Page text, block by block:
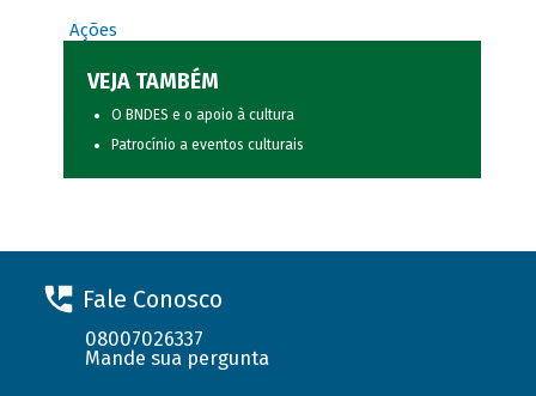
Ações
VEJA TAMBÉM
O BNDES e o apoio à cultura
Patrocínio a eventos culturais
Fale Conosco
08007026337
Mande sua pergunta